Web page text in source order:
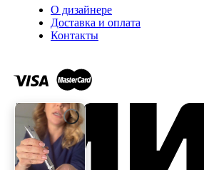
О дизайнере
Доставка и оплата
Контакты